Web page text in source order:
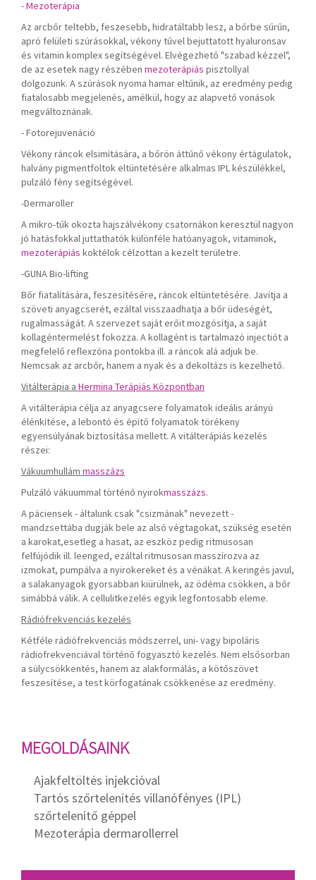
-Mezoterápia
Az arcbőr teltebb, feszesebb, hidratáltabb lesz, a bőrbe sűrűn,
apró felületi szúrásokkal, vékony tűvel bejuttatott hyaluronsav
és vitamin komplex segítségével. Elvégezhető "szabad kézzel",
de az esetek nagy részében mezoterápiás pisztollyal
dolgozunk. A szúrások nyoma hamar eltűnik, az eredmény pedig
fiatalosabb megjelenés, amélkül, hogy az alapvető vonások
megváltoznának.
- Fotorejuvenáció
Vékony ráncok elsimítására, a bőrön áttűnő vékony értágulatok,
halvány pigmentfoltok eltüntetésére alkalmas IPL készülékkel,
pulzáló fény segítségével.
-Dermaroller
A mikro-tűk okozta hajszálvékony csatornákon keresztül nagyon
jó hatásfokkal juttathatók különféle hatóanyagok, vitaminok,
mezoterápiás koktélok célzottan a kezelt területre.
-GUNA Bio-lifting
Bőr fiatalítására, feszesítésére, ráncok eltüntetésére. Javítja a
szöveti anyagcserét, ezáltal visszaadhatja a bőr üdeségét,
rugalmasságát. A szervezet saját erőit mozgósítja, a saját
kollagéntermelést fokozza. A kollagént is tartalmazó injectiót a
megfelelő reflexzóna pontokba ill. a ráncok alá adjuk be.
Nemcsak az arcbőr, hanem a nyak és a dekoltázs is kezelhető.
Vitálterápia a Hermina Terápiás Központban
A vitálterápia célja az anyagcsere folyamatok ideális arányú
élénkítése, a lebontó és építő folyamatok törékeny
egyensúlyának biztosítása mellett. A vitálterápiás kezelés
részei:
Vákuumhullám masszázs
Pulzáló vákuummal történő nyirokmasszázs.
A páciensek - általunk csak "csizmának" nevezett -
mandzsettába dugják bele az alsó végtagokat, szükség esetén
a karokat,esetleg a hasat, az eszköz pedig ritmusosan
felfújódik ill. leenged, ezáltal ritmusosan masszírozva az
izmokat, pumpálva a nyirokereket és a vénákat. A keringés javul,
a salakanyagok gyorsabban kiürülnek, az ödéma csökken, a bőr
simábbá válik. A cellulitkezelés egyik legfontosabb eleme.
Rádiófrekvenciás kezelés
Kétféle rádiófrekvenciás módszerrel, uni- vagy bipoláris
rádiofrekvenciával történő fogyasztó kezelés. Nem elsősorban
a súlycsökkentés, hanem az alakformálás, a kötőszövet
feszesítése, a test körfogatának csökkenése az eredmény.
MEGOLDÁSAINK
Ajakfeltöltés injekcióval
Tartós szőrtelenítés villanófényes (IPL)
szőrtelenítő géppel
Mezoterápia dermarollerrel